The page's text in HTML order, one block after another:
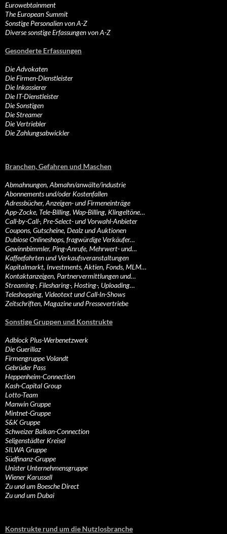
Eurowebtainment
The European Summit
Sonstige Personalien von A-Z
Diverse sonstige Erfassungen von A-Z
Gesonderte Erfassungen
Die Advokaten
Die Firmen-Dienstleister
Die Inkassierer
Die IT-Dienstleister
Die Sonstigen
Die Streamer
Die Vertriebler
Die Zahlungsabwickler
Branchen, Gefahren und Maschen
Abmahnungen, Abmahn/anwälte/industrie
Abonnements und/oder Kostenfallen
Adressbücher, Anzeigen- und Firmeneinträge
App-Zocke, Tele-Billing, Wap-Billing, Klingeltöne…
Call-by-Call-, Pre-Select- und Vorwahl-Anbieter
Coupons, Gutscheine, Dealz und Auktionen
Dubiose Onlineshops, fragwürdige Verkäufer…
Gewinnbimmler, Ping-Anrufe, Mehrwert- und…
Kaffeefahrten und Verkaufsveranstaltungen
Kapitalmarkt, Investments, Aktien, Fonds, MLM…
Kontaktanzeigen, Partnervermittlungen und…
Streaming-, Filesharing-, Hosting-, Uploading…
Teleshopping, Videotext und Call-In-Shows
Zeitschriften, Magazine und Pressevertriebe
Sonstige Gruppen und Konstrukte
Adblock Plus-Werbenetzwerk
Die Guerillaz
Firmengruppe Volandt
Gebrüder Pass
Heppenheim-Connection
Kash-Capital Group
Lotto-Team
Manwin Gruppe
Mintnet-Gruppe
S&K Gruppe
Schweizer Balkan-Connection
Seligenstädter Kreisel
SILWA Gruppe
Südfinanz-Gruppe
Unister Unternehmensgruppe
Wiener Karussell
Zu und um Boesche Direct
Zu und um Dubai
Konstrukte rund um die Nutzlosbranche